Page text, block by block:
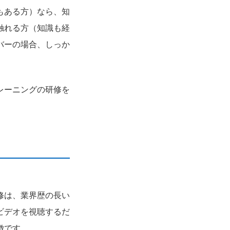
ある方）なら、知
れる方（知識も経
ーの場合、しっか
ーニングの研修を
は、業界歴の長い
デオを視聴するだ
す。